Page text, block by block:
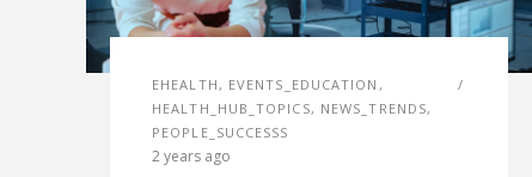
EHEALTH , EVENTS_EDUCATION ,
HEALTH_HUB_TOPICS, NEWS_TRENDS,
PEOPLE_SUCCESSS
2 years ago